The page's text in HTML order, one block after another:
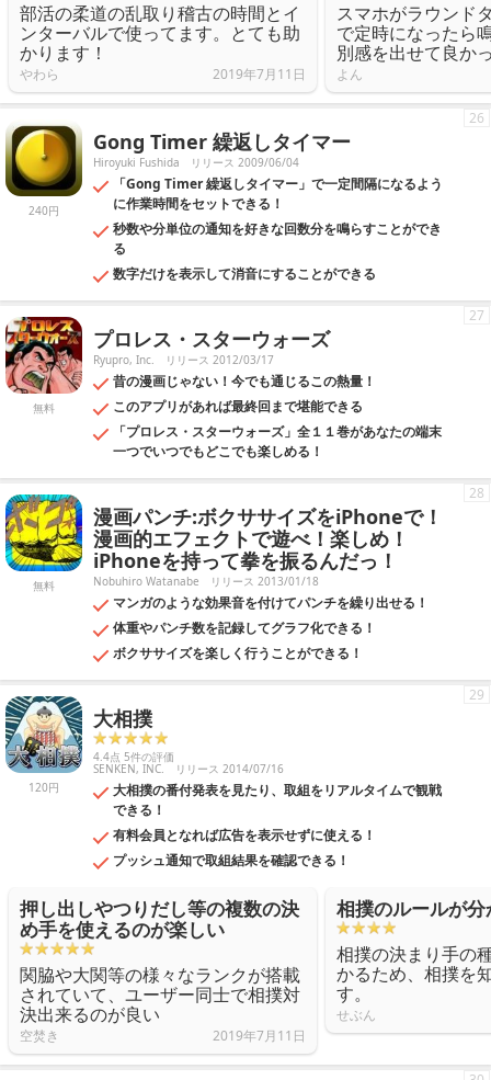
部活の柔道の乱取り稽古の時間とイ
ンターバルで使ってます。とても助
かります！
やわら 2019年7月11日
スマホがラウンド
で定時になったら
別感を出せて良か
よん
240円
Gong Timer 繰返しタイマー
Hiroyuki Fushida リリース 2009/06/04
「Gong Timer 繰返しタイマー」で一定間隔になるよう
に作業時間をセットできる！
秒数や分単位の通知を好きな回数分を鳴らすことができ
る
数字だけを表示して消音にすることができる
26
無料
プロレス・スターウォーズ
Ryupro, Inc. リリース 2012/03/17
昔の漫画じゃない！今でも通じるこの熱量！
このアプリがあれば最終回まで堪能できる
「プロレス・スターウォーズ」全１１巻があなたの端末
一つでいつでもどこでも楽しめる！
27
無料
漫画パンチ:ボクササイズをiPhoneで！
漫画的エフェクトで遊べ！楽しめ！
iPhoneを持って拳を振るんだっ！
Nobuhiro Watanabe リリース 2013/01/18
マンガのような効果音を付けてパンチを繰り出せる！
体重やパンチ数を記録してグラフ化できる！
ボクササイズを楽しく行うことができる！
28
120円
大相撲
4.4点 5件の評価
SENKEN, INC. リリース 2014/07/16
大相撲の番付発表を見たり、取組をリアルタイムで観戦
できる！
有料会員となれば広告を表示せずに使える！
プッシュ通知で取組結果を確認できる！
29
押し出しやつりだし等の複数の決
め手を使えるのが楽しい
関脇や大関等の様々なランクが搭載
されていて、ユーザー同士で相撲対
決出来るのが良い
空焚き 2019年7月11日
相撲のルールが
相撲の決まり手の
かるため、相撲を
す。
せぶん